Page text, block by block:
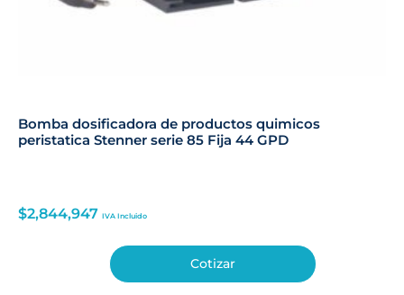
Bomba dosificadora de productos quimicos
peristatica Stenner serie 85 Fija 44 GPD
$2,844,947 IVA Incluido
Cotizar